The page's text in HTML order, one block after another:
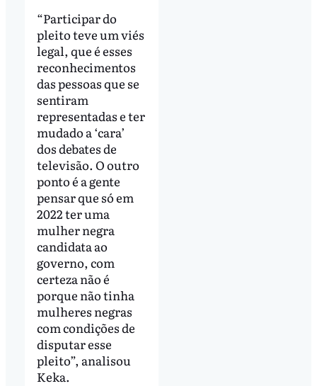
“Participar do
pleito teve um viés
legal, que é esses
reconhecimentos
das pessoas que se
sentiram
representadas e ter
mudado a ‘cara’
dos debates de
televisão. O outro
ponto é a gente
pensar que só em
2022 ter uma
mulher negra
candidata ao
governo, com
certeza não é
porque não tinha
mulheres negras
com condições de
disputar esse
pleito”, analisou
Keka.